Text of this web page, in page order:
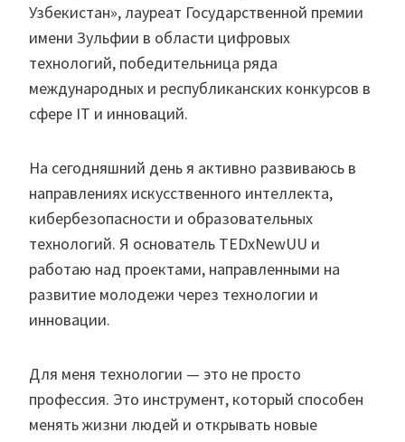
Узбекистан», лауреат Государственной премии
имени Зульфии в области цифровых
технологий, победительница ряда
международных и республиканских конкурсов в
сфере IT и инноваций.
На сегодняшний день я активно развиваюсь в
направлениях искусственного интеллекта,
кибербезопасности и образовательных
технологий. Я основатель TEDxNewUU и
работаю над проектами, направленными на
развитие молодежи через технологии и
инновации.
Для меня технологии — это не просто
профессия. Это инструмент, который способен
менять жизни людей и открывать новые